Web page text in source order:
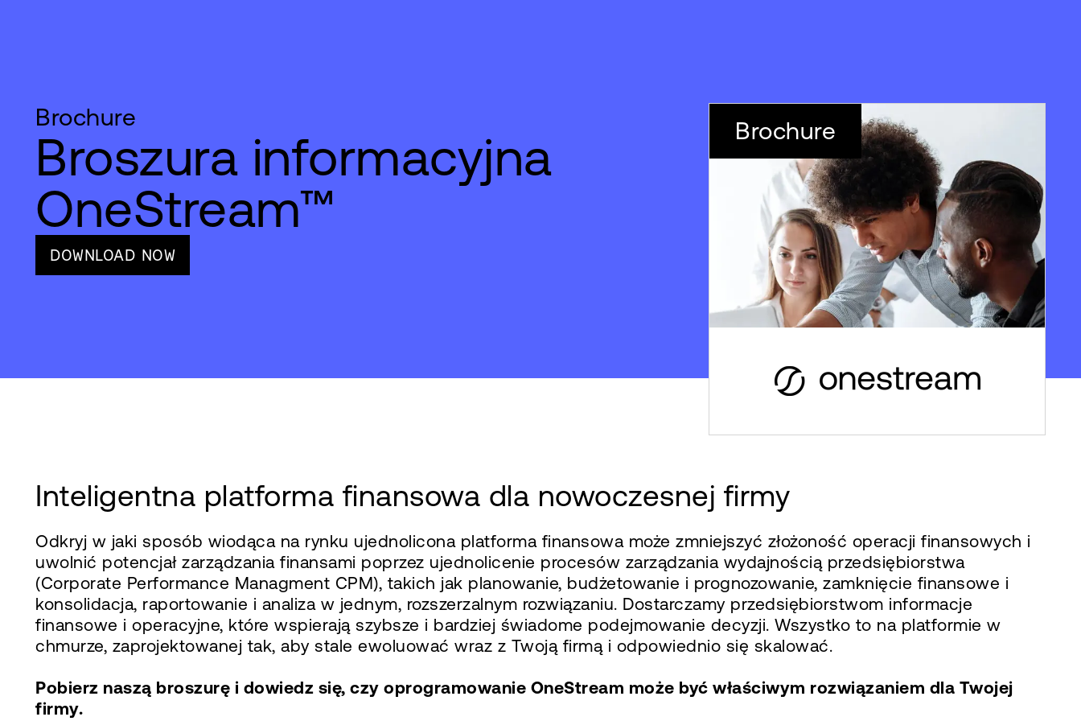
Brochure
Broszura informacyjna
OneStream™
DOWNLOAD NOW
Brochure
Inteligentna platforma finansowa dla nowoczesnej firmy
Odkryj w jaki sposób wiodąca na rynku ujednolicona platforma finansowa może zmniejszyć złożoność operacji finansowych i
uwolnić potencjał zarządzania finansami poprzez ujednolicenie procesów zarządzania wydajnością przedsiębiorstwa
(Corporate Performance Managment CPM), takich jak planowanie, budżetowanie i prognozowanie, zamknięcie finansowe i
konsolidacja, raportowanie i analiza w jednym, rozszerzalnym rozwiązaniu. Dostarczamy przedsiębiorstwom informacje
finansowe i operacyjne, które wspierają szybsze i bardziej świadome podejmowanie decyzji. Wszystko to na platformie w
chmurze, zaprojektowanej tak, aby stale ewoluować wraz z Twoją firmą i odpowiednio się skalować.
Pobierz naszą broszurę i dowiedz się, czy oprogramowanie OneStream może być właściwym rozwiązaniem dla Twojej
firmy.